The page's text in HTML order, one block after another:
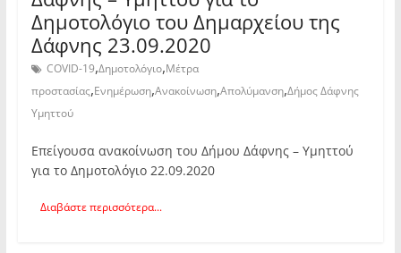
Δημοτολόγιο του Δημαρχείου της
Δάφνης 23.09.2020
COVID-19,Δημοτολόγιο,Μέτρα
προστασίας,Ενημέρωση,Ανακοίνωση,Απολύμανση,Δήμος Δάφνης
Υμηττού
Επείγουσα ανακοίνωση του Δήμου Δάφνης – Υμηττού
για το Δημοτολόγιο 22.09.2020
Διαβάστε περισσότερα...